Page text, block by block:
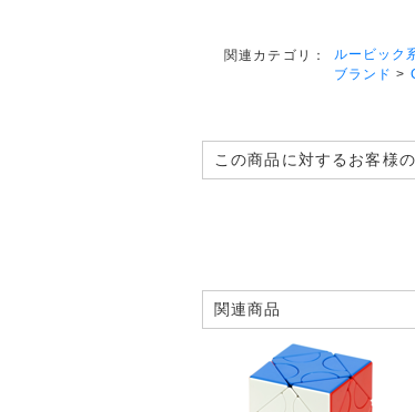
関連カテゴリ： ルービック
ブランド >
この商品に対するお客様
関連商品